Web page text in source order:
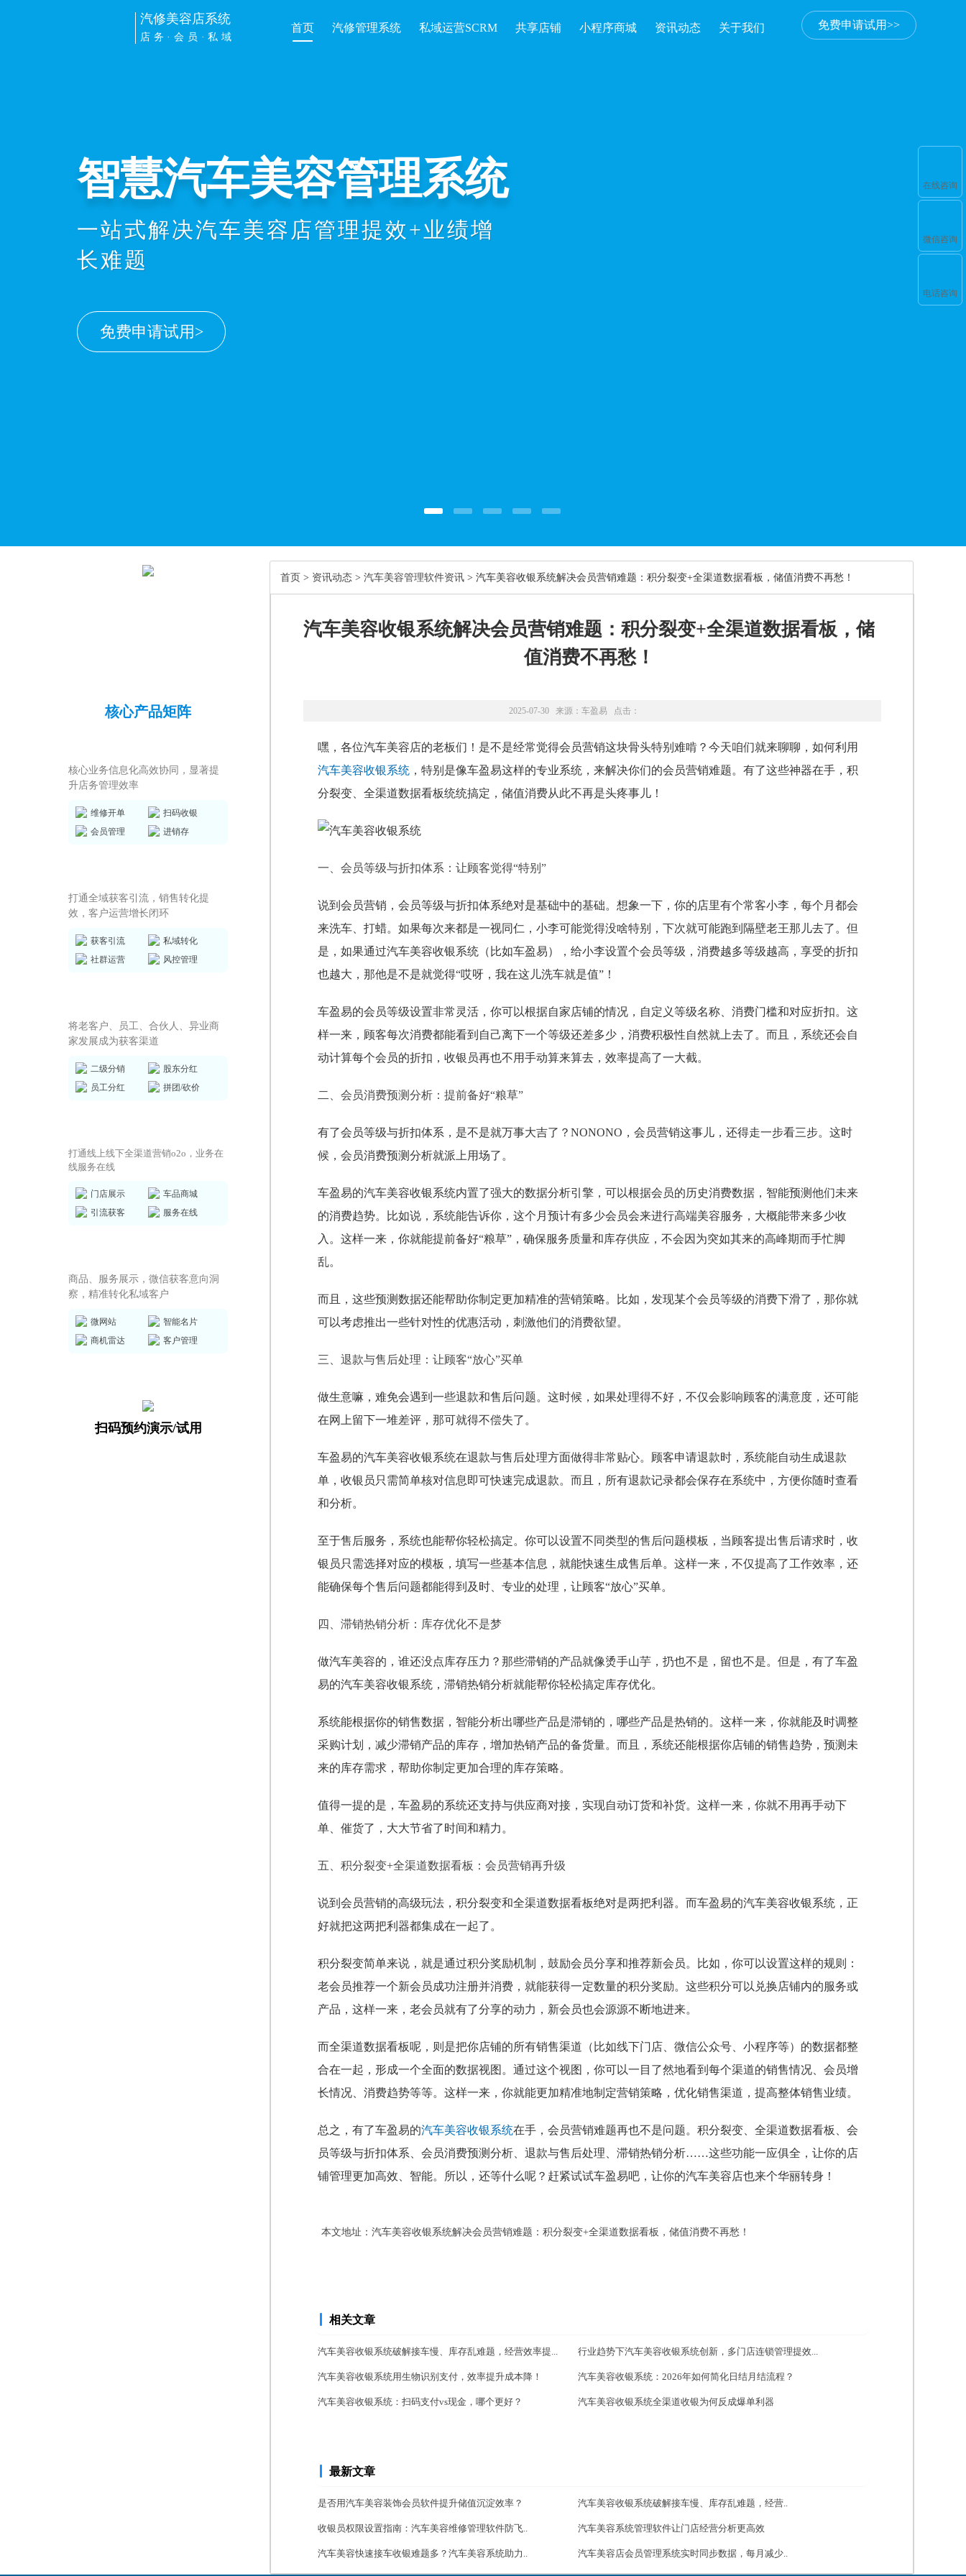
免费申请试用>>
汽修美容店系统
店务·会员·私域
首页 汽修管理系统 私域运营SCRM 共享店铺 小程序商城 资讯动态 关于我们
管理提效
手机扫车牌接车、维修开单收银、会
员办卡消费、业绩提成统计等数智化
协同，显著提升店务管理效率
核心产品矩阵
核心业务信息化高效协同，显著提
升店务管理效率
维修开单
扫码收银
会员管理
进销存
打通全域获客引流，销售转化提
效，客户运营增长闭环
获客引流
私域转化
社群运营
风控管理
将老客户、员工、合伙人、异业商
家发展成为获客渠道
二级分销
股东分红
员工分红
拼团/砍价
打通线上线下全渠道营销o2o，业务在
线服务在线
门店展示
车品商城
引流获客
服务在线
商品、服务展示，微信获客意向洞
察，精准转化私域客户
微网站
智能名片
商机雷达
客户管理
扫码预约演示/试用
首页 > 资讯动态 > 汽车美容管理软件资讯 > 汽车美容收银系统解决会员营销难题：积分裂变+全渠道数据看板，储值消费不再愁！
汽车美容收银系统解决会员营销难题：积分裂变+全渠道数据看板，储
值消费不再愁！
2025-07-30 来源： 车盈易 点击：
嘿，各位汽车美容店的老板们！是不是经常觉得会员营销这块骨头特别难啃？今天咱们就来聊聊，如何利用
汽车美容收银系统，特别是像车盈易这样的专业系统，来解决你们的会员营销难题。有了这些神器在手，积
分裂变、全渠道数据看板统统搞定，储值消费从此不再是头疼事儿！
一、会员等级与折扣体系：让顾客觉得“特别”
说到会员营销，会员等级与折扣体系绝对是基础中的基础。想象一下，你的店里有个常客小李，每个月都会
来洗车、打蜡。如果每次来都是一视同仁，小李可能觉得没啥特别，下次就可能跑到隔壁老王那儿去了。但
是，如果通过汽车美容收银系统（比如车盈易），给小李设置个会员等级，消费越多等级越高，享受的折扣
也越大，那他是不是就觉得“哎呀，我在这儿洗车就是值”！
车盈易的会员等级设置非常灵活，你可以根据自家店铺的情况，自定义等级名称、消费门槛和对应折扣。这
样一来，顾客每次消费都能看到自己离下一个等级还差多少，消费积极性自然就上去了。而且，系统还会自
动计算每个会员的折扣，收银员再也不用手动算来算去，效率提高了一大截。
二、会员消费预测分析：提前备好“粮草”
有了会员等级与折扣体系，是不是就万事大吉了？NONONO，会员营销这事儿，还得走一步看三步。这时
候，会员消费预测分析就派上用场了。
车盈易的汽车美容收银系统内置了强大的数据分析引擎，可以根据会员的历史消费数据，智能预测他们未来
的消费趋势。比如说，系统能告诉你，这个月预计有多少会员会来进行高端美容服务，大概能带来多少收
入。这样一来，你就能提前备好“粮草”，确保服务质量和库存供应，不会因为突如其来的高峰期而手忙脚
乱。
而且，这些预测数据还能帮助你制定更加精准的营销策略。比如，发现某个会员等级的消费下滑了，那你就
可以考虑推出一些针对性的优惠活动，刺激他们的消费欲望。
三、退款与售后处理：让顾客“放心”买单
做生意嘛，难免会遇到一些退款和售后问题。这时候，如果处理得不好，不仅会影响顾客的满意度，还可能
在网上留下一堆差评，那可就得不偿失了。
车盈易的汽车美容收银系统在退款与售后处理方面做得非常贴心。顾客申请退款时，系统能自动生成退款
单，收银员只需简单核对信息即可快速完成退款。而且，所有退款记录都会保存在系统中，方便你随时查看
和分析。
至于售后服务，系统也能帮你轻松搞定。你可以设置不同类型的售后问题模板，当顾客提出售后请求时，收
银员只需选择对应的模板，填写一些基本信息，就能快速生成售后单。这样一来，不仅提高了工作效率，还
能确保每个售后问题都能得到及时、专业的处理，让顾客“放心”买单。
四、滞销热销分析：库存优化不是梦
做汽车美容的，谁还没点库存压力？那些滞销的产品就像烫手山芋，扔也不是，留也不是。但是，有了车盈
易的汽车美容收银系统，滞销热销分析就能帮你轻松搞定库存优化。
系统能根据你的销售数据，智能分析出哪些产品是滞销的，哪些产品是热销的。这样一来，你就能及时调整
采购计划，减少滞销产品的库存，增加热销产品的备货量。而且，系统还能根据你店铺的销售趋势，预测未
来的库存需求，帮助你制定更加合理的库存策略。
值得一提的是，车盈易的系统还支持与供应商对接，实现自动订货和补货。这样一来，你就不用再手动下
单、催货了，大大节省了时间和精力。
五、积分裂变+全渠道数据看板：会员营销再升级
说到会员营销的高级玩法，积分裂变和全渠道数据看板绝对是两把利器。而车盈易的汽车美容收银系统，正
好就把这两把利器都集成在一起了。
积分裂变简单来说，就是通过积分奖励机制，鼓励会员分享和推荐新会员。比如，你可以设置这样的规则：
老会员推荐一个新会员成功注册并消费，就能获得一定数量的积分奖励。这些积分可以兑换店铺内的服务或
产品，这样一来，老会员就有了分享的动力，新会员也会源源不断地进来。
而全渠道数据看板呢，则是把你店铺的所有销售渠道（比如线下门店、微信公众号、小程序等）的数据都整
合在一起，形成一个全面的数据视图。通过这个视图，你可以一目了然地看到每个渠道的销售情况、会员增
长情况、消费趋势等等。这样一来，你就能更加精准地制定营销策略，优化销售渠道，提高整体销售业绩。
总之，有了车盈易的汽车美容收银系统在手，会员营销难题再也不是问题。积分裂变、全渠道数据看板、会
员等级与折扣体系、会员消费预测分析、退款与售后处理、滞销热销分析……这些功能一应俱全，让你的店
铺管理更加高效、智能。所以，还等什么呢？赶紧试试车盈易吧，让你的汽车美容店也来个华丽转身！
本文地址： 汽车美容收银系统解决会员营销难题：积分裂变+全渠道数据看板，储值消费不再愁！
相关文章
汽车美容收银系统破解接车慢、库存乱难题，经营效率提... 行业趋势下汽车美容收银系统创新，多门店连锁管理提效...
汽车美容收银系统用生物识别支付，效率提升成本降！ 汽车美容收银系统：2026年如何简化日结月结流程？
汽车美容收银系统：扫码支付vs现金，哪个更好？ 汽车美容收银系统全渠道收银为何反成爆单利器
最新文章
是否用汽车美容装饰会员软件提升储值沉淀效率？ 汽车美容收银系统破解接车慢、库存乱难题，经营..
收银员权限设置指南：汽车美容维修管理软件防飞.. 汽车美容系统管理软件让门店经营分析更高效
汽车美容快速接车收银难题多？汽车美容系统助力.. 汽车美容店会员管理系统实时同步数据，每月减少..
在线咨询
微信咨询
电话咨询